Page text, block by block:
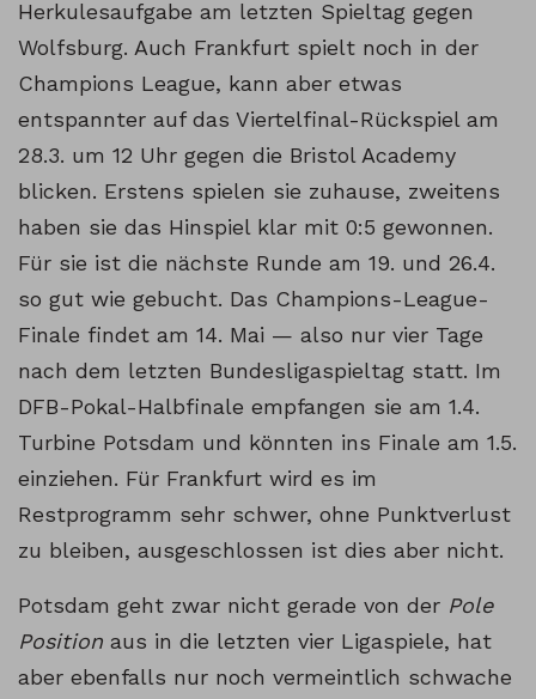
Herkulesaufgabe am letzten Spieltag gegen
Wolfsburg. Auch Frankfurt spielt noch in der
Champions League, kann aber etwas
entspannter auf das Viertelfinal-Rückspiel am
28.3. um 12 Uhr gegen die Bristol Academy
blicken. Erstens spielen sie zuhause, zweitens
haben sie das Hinspiel klar mit 0:5 gewonnen.
Für sie ist die nächste Runde am 19. und 26.4.
so gut wie gebucht. Das Champions-League-
Finale findet am 14. Mai — also nur vier Tage
nach dem letzten Bundesligaspieltag statt. Im
DFB-Pokal-Halbfinale empfangen sie am 1.4.
Turbine Potsdam und könnten ins Finale am 1.5.
einziehen. Für Frankfurt wird es im
Restprogramm sehr schwer, ohne Punktverlust
zu bleiben, ausgeschlossen ist dies aber nicht.
Potsdam geht zwar nicht gerade von der Pole
Position aus in die letzten vier Ligaspiele, hat
aber ebenfalls nur noch vermeintlich schwache